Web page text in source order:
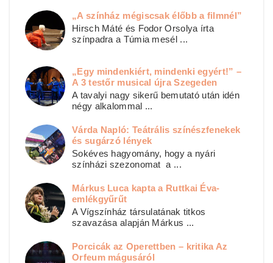
„A színház mégiscsak élőbb a filmnél”
Hirsch Máté és Fodor Orsolya írta
színpadra a Túmia mesél ...
„Egy mindenkiért, mindenki egyért!” –
A 3 testőr musical újra Szegeden
A tavalyi nagy sikerű bemutató után idén
négy alkalommal ...
Várda Napló: Teátrális színészfenekek
és sugárzó lények
Sokéves hagyomány, hogy a nyári
színházi szezonomat a ...
Márkus Luca kapta a Ruttkai Éva-
emlékgyűrűt
A Vígszínház társulatának titkos
szavazása alapján Márkus ...
Porcicák az Operettben – kritika Az
Orfeum mágusáról